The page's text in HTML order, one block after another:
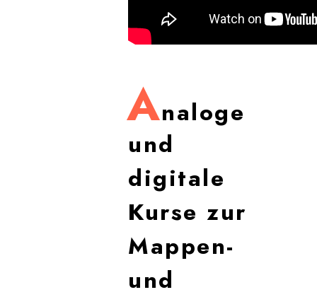
Analoge
und
digitale
Kurse zur
Mappen-
und